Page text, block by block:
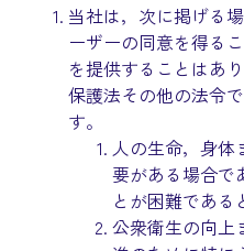
当社は，次に掲げる
ーザーの同意を得る
を提供することはあ
保護法その他の法令
す。
人の生命，身体
要がある場合で
とが困難である
公衆衛生の向上